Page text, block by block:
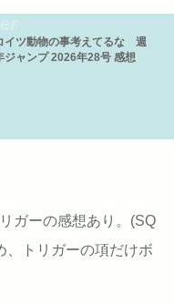
イツ動物の事考えてるな 週
ジャンプ 2026年28号 感想
ガーの感想あり。(SQ
、トリガーの項だけボ